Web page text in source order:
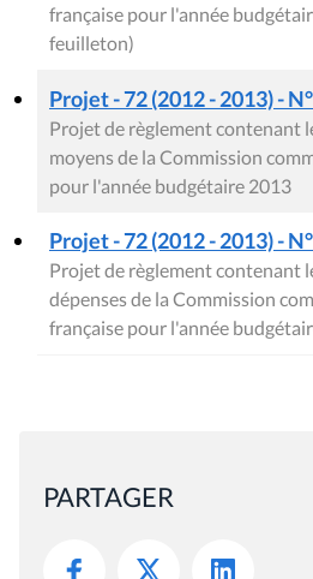
française pour l'année
feuilleton)
Projet - 72 (2012 - 2013) -
Projet de règlement contenant
moyens de la Commission
pour l'année budgétaire 2013
Projet - 72 (2012 - 2013) -
Projet de règlement contenant
dépenses de la Commission
française pour l'année
PARTAGER